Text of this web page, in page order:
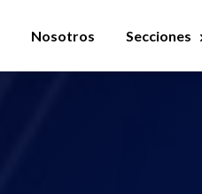
Nosotros Secciones